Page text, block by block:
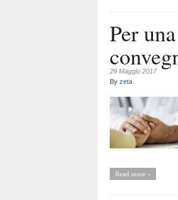
Per
29 Maggio 2017
By zeta
Read more »